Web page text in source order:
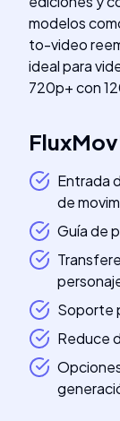
modelos
to-video
ideal para
720p+ con
FluxMov
Entrada
de
Guía de
Soporte
Reduce